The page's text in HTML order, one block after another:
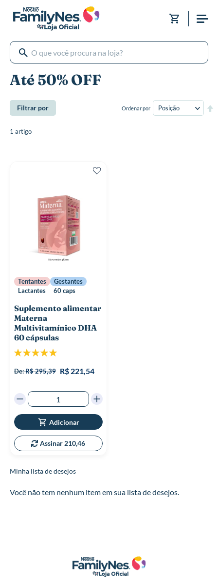
para
Meu
Até 50% OFF
1 artigo
Ordenar por
Tentantes
Gestantes
Lactantes
60 caps
Suplemento alimentar
Materna
Multivitamínico DHA
60 cápsulas
Classificação:
De:R$ 295,39 R$ 221,54
Adicionar
Assinar 210,46
Filtrar por
Minha lista de desejos
Você não tem nenhum item em sua lista de desejos.